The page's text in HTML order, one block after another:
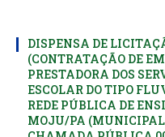
DISPENSA DE
(CONTRATAÇÃO DE
PRESTADORA DOS
ESCOLAR DO TIPO
REDE PÚBLICA DE
MOJU/PA (MUNICIPAL